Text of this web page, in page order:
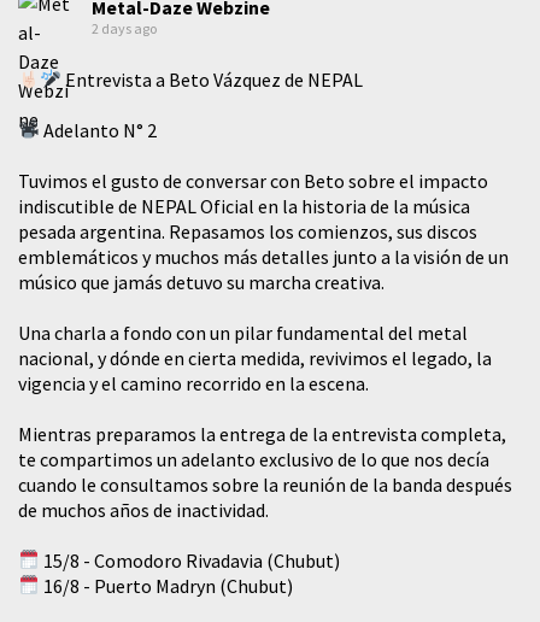
Metal-Daze Webzine
2 days ago
Entrevista a Beto Vázquez de NEPAL
Adelanto N° 2
Tuvimos el gusto de conversar con Beto sobre el impacto
indiscutible de NEPAL Oficial en la historia de la música
pesada argentina. Repasamos los comienzos, sus discos
emblemáticos y muchos más detalles junto a la visión de un
músico que jamás detuvo su marcha creativa.
​Una charla a fondo con un pilar fundamental del metal
nacional, y dónde en cierta medida, revivimos el legado, la
vigencia y el camino recorrido en la escena.
Mientras preparamos la entrega de la entrevista completa,
te compartimos un adelanto exclusivo de lo que nos decía
cuando le consultamos sobre la reunión de la banda después
de muchos años de inactividad.
15/8 - Comodoro Rivadavia (Chubut)
16/8 - Puerto Madryn (Chubut)